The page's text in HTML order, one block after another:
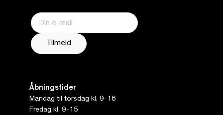
Åbningstider
Mandag til torsdag kl. 9-16
Fredag kl. 9-15